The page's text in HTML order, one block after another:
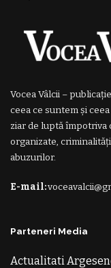
Vocea Vâlcii –
ceea ce suntem și
ziar de luptă împotriva
organizate,
abuzurilor.
E-mail:
Parteneri Media
Actualitati